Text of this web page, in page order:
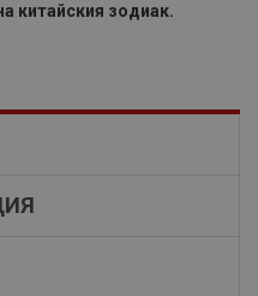
китайския зодиак.